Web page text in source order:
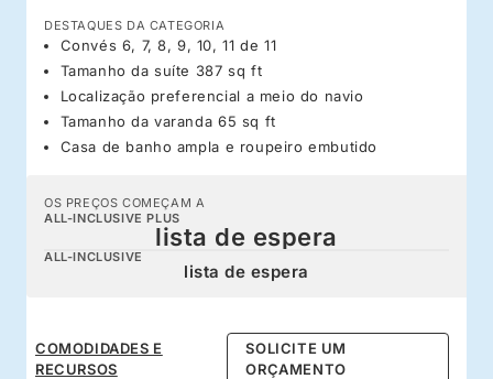
DESTAQUES DA CATEGORIA
Convés 6, 7, 8, 9, 10, 11 de 11
Tamanho da suíte 387 sq ft
Localização preferencial a meio do navio
Tamanho da varanda 65 sq ft
Casa de banho ampla e roupeiro embutido
OS PREÇOS COMEÇAM A
ALL-INCLUSIVE PLUS
lista de espera
ALL-INCLUSIVE
lista de espera
COMODIDADES E
RECURSOS
SOLICITE UM
ORÇAMENTO